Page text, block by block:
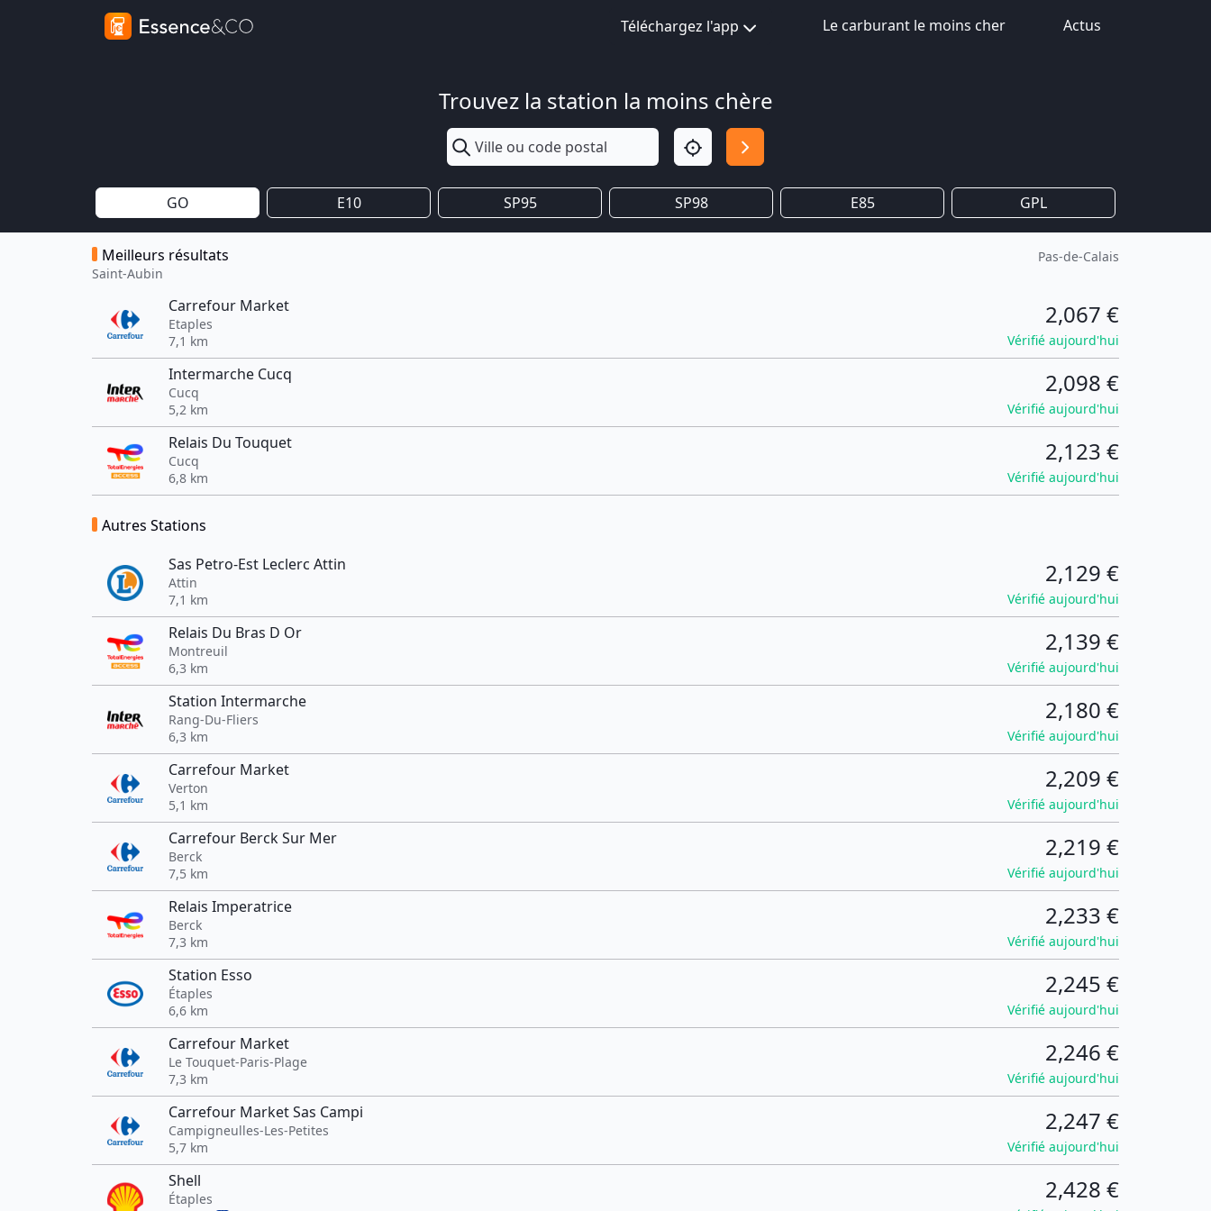
Téléchargez l'app Le carburant le moins cher Actus
Trouvez la station la moins chère
GO E10 SP95 SP98 E85 GPL
Meilleurs résultats
Saint-Aubin
Pas-de-Calais
Carrefour Market
Etaples
7,1 km
2,067 €
Vérifié aujourd'hui
Intermarche Cucq
Cucq
5,2 km
2,098 €
Vérifié aujourd'hui
Relais Du Touquet
Cucq
6,8 km
2,123 €
Vérifié aujourd'hui
Autres Stations
Sas Petro-Est Leclerc Attin
Attin
7,1 km
2,129 €
Vérifié aujourd'hui
Relais Du Bras D Or
Montreuil
6,3 km
2,139 €
Vérifié aujourd'hui
Station Intermarche
Rang-Du-Fliers
6,3 km
2,180 €
Vérifié aujourd'hui
Carrefour Market
Verton
5,1 km
2,209 €
Vérifié aujourd'hui
Carrefour Berck Sur Mer
Berck
7,5 km
2,219 €
Vérifié aujourd'hui
Relais Imperatrice
Berck
7,3 km
2,233 €
Vérifié aujourd'hui
Station Esso
Étaples
6,6 km
2,245 €
Vérifié aujourd'hui
Carrefour Market
Le Touquet-Paris-Plage
7,3 km
2,246 €
Vérifié aujourd'hui
Carrefour Market Sas Campi
Campigneulles-Les-Petites
5,7 km
2,247 €
Vérifié aujourd'hui
Shell
Étaples
2,428 €